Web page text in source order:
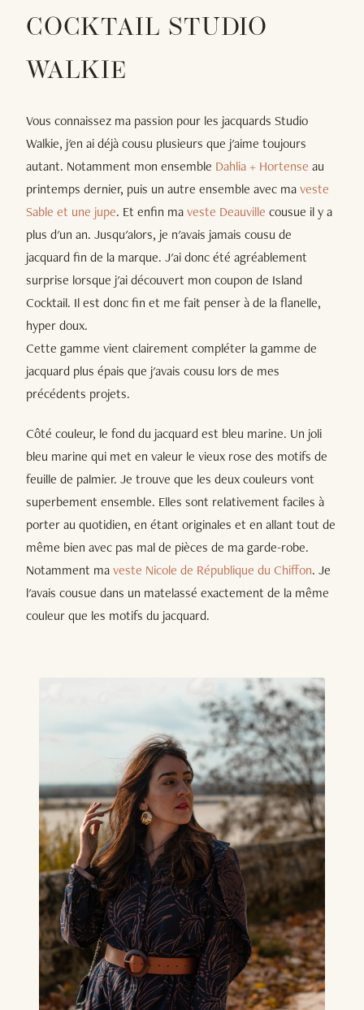
COCKTAIL STUDIO
WALKIE
Vous connaissez ma passion pour les jacquards Studio
Walkie, j'en ai déjà cousu plusieurs que j'aime toujours
autant. Notamment mon ensemble Dahlia + Hortense au
printemps dernier, puis un autre ensemble avec maveste
Sable et une jupe. Et enfin maveste Deauville cousue il y a
plus d'un an. Jusqu'alors, je n'avais jamais cousu de
jacquard fin de la marque. J'ai donc été agréablement
surprise lorsque j'ai découvert mon coupon de Island
Cocktail. Il est donc fin et me fait penser à de la flanelle,
hyper doux.
Cette gamme vient clairement compléter la gamme de
jacquard plus épais que j'avais cousu lors de mes
précédents projets.
Côté couleur, le fond du jacquard est bleu marine. Un joli
bleu marine qui met en valeur le vieux rose des motifs de
feuille de palmier. Je trouve que les deux couleurs vont
superbement ensemble. Elles sont relativement faciles à
porter au quotidien, en étant originales et en allant tout de
même bien avec pas mal de pièces de ma garde-robe.
Notamment maveste Nicole de République du Chiffon. Je
l'avais cousue dans un matelassé exactement de la même
couleur que les motifs du jacquard.